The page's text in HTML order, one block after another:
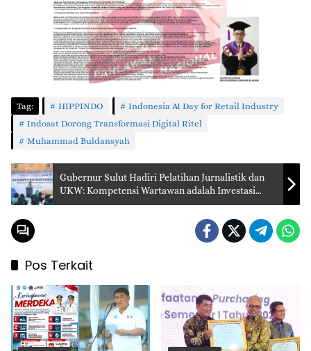
Tag: HIPPINDO
Indonesia AI Day for Retail Industry
Indosat Dorong Transformasi Digital Ritel
Muhammad Buldansyah
Gubernur Sulut Hadiri Pelatihan Jurnalistik dan
UKW: Kompetensi Wartawan adalah Investasi
Daerah
Pos Terkait